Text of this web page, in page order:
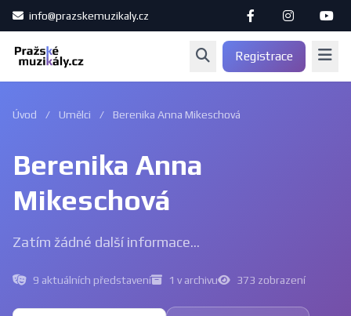
info@prazskemuzikaly.cz
Registrace
Úvod / Umělci / Berenika Anna Mikeschová
Berenika Anna
Mikeschová
Zatím žádné další informace...
9 aktuálních představení 1 v archivu 373 zobrazení